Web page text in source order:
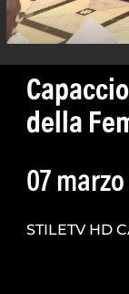
della
07
STILETV HD